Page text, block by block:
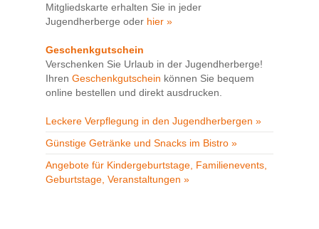
Mitgliedskarte erhalten Sie in jeder
Jugendherberge oder hier »
Geschenkgutschein
Verschenken Sie Urlaub in der Jugendherberge!
Ihren Geschenkgutschein können Sie bequem
online bestellen und direkt ausdrucken.
Leckere Verpflegung in den Jugendherbergen »
Günstige Getränke und Snacks im Bistro »
Angebote für Kindergeburtstage, Familienevents,
Geburtstage, Veranstaltungen »